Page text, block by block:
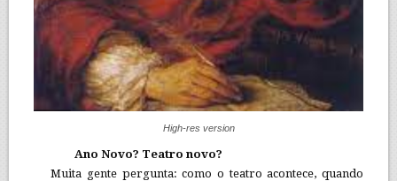
High-res version
Ano Novo? Teatro novo?
Muita gente pergunta: como o teatro acontece, quando